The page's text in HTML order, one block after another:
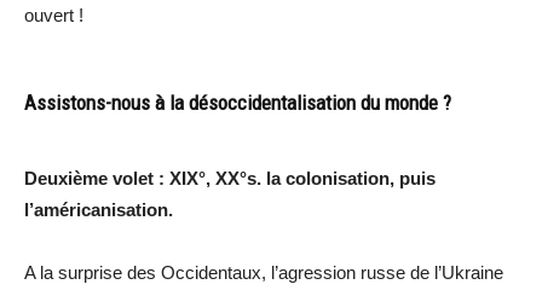
ouvert !
Assistons-nous à la désoccidentalisation du monde ?
Deuxième volet : XIX°, XX°s. la colonisation, puis
l’américanisation.
A la surprise des Occidentaux, l’agression russe de l’Ukraine